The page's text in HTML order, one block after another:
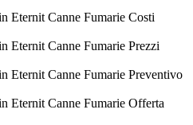
Eternit Canne Fumarie Costi
Eternit Canne Fumarie Prezzi
Eternit Canne Fumarie Preventivo
Eternit Canne Fumarie Offerta